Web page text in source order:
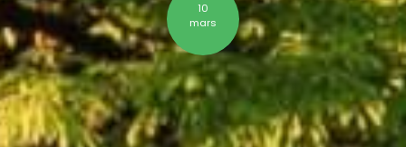
10
mars